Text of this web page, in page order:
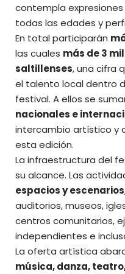
contempla
todas las edades y
En total participarán
las cuales más de 3
saltillenses, una cifra
el talento local dentro
festival. A ellos se
nacionales e
intercambio artístico y
esta edición.
La infraestructura del
su alcance. Las
espacios y escenarios
auditorios, museos,
centros comunitarios,
independientes e
La oferta artística
música, danza,